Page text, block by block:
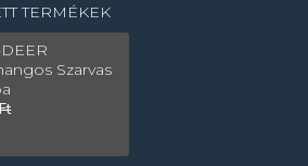
TERMÉKEK
Szarvas